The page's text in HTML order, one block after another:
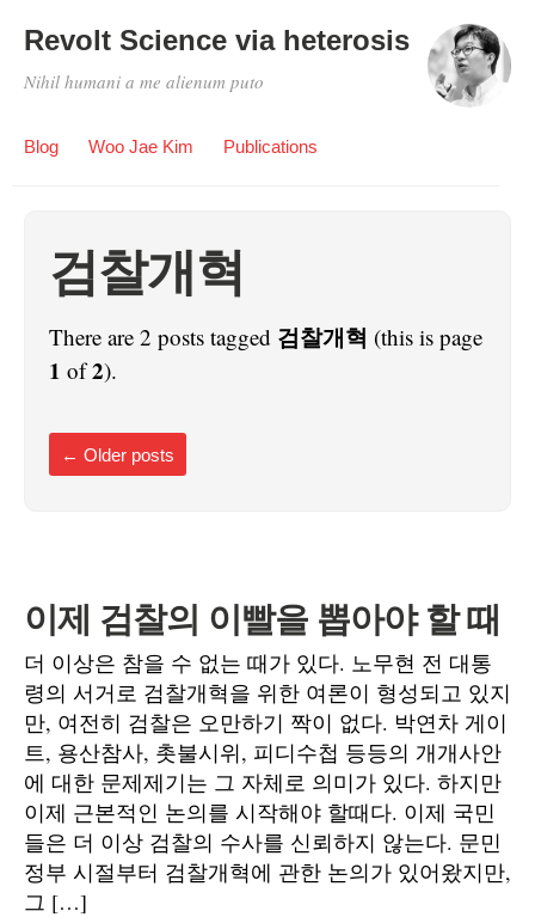
Revolt Science via heterosis
Nihil humani a me alienum puto
Blog Woo Jae Kim Publications
검찰개혁
There are 2 posts tagged 검찰개혁 (this is page
1 of2).
← Older posts
이제 검찰의 이빨을 뽑아야 할 때
더 이상은 참을 수 없는 때가 있다. 노무현 전 대통
령의 서거로 검찰개혁을 위한 여론이 형성되고 있지
만, 여전히 검찰은 오만하기 짝이 없다. 박연차 게이
트, 용산참사, 촛불시위, 피디수첩 등등의 개개사안
에 대한 문제제기는 그 자체로 의미가 있다. 하지만
이제 근본적인 논의를 시작해야 할때다. 이제 국민
들은 더 이상 검찰의 수사를 신뢰하지 않는다. 문민
정부 시절부터 검찰개혁에 관한 논의가 있어왔지만,
그 […]